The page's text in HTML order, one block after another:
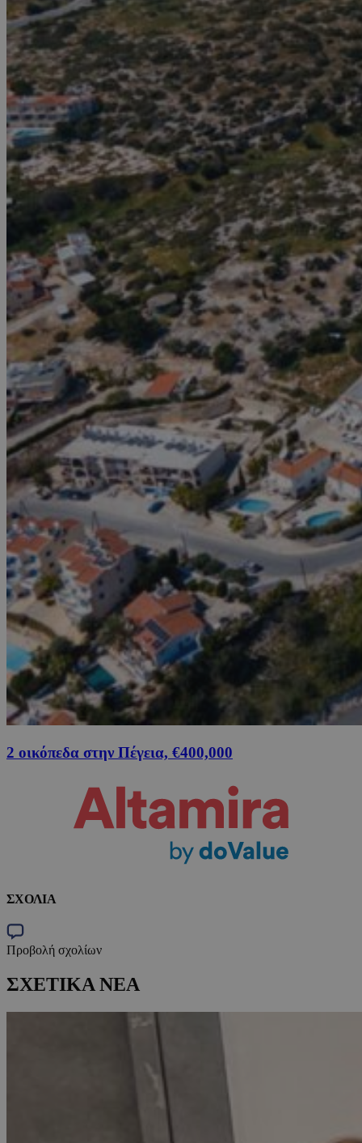
2 οικόπεδα στην Πέγεια, €400,000
ΣΧΟΛΙΑ
Προβολή σχολίων
ΣΧΕΤΙΚΑ ΝΕΑ